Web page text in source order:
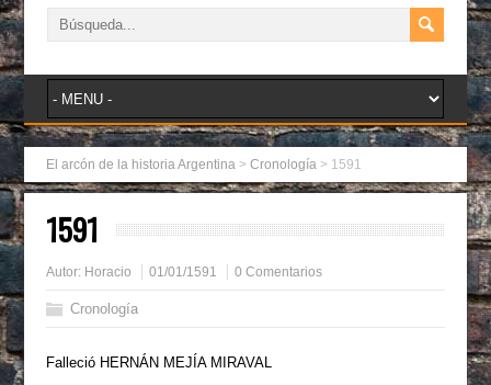
El arcón de la historia Argentina >Cronología > 1591
1591
Autor: Horacio 01/01/1591 0 Comentarios
Cronología
Falleció HERNÁN MEJÍA MIRAVAL